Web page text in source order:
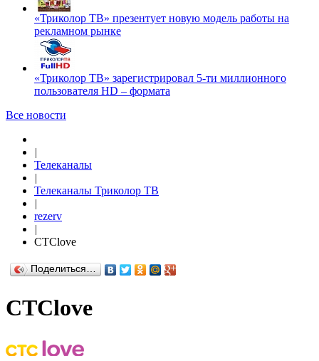
«Триколор ТВ» презентует новую модель работы на
рекламном рынке
«Триколор ТВ» зарегистрировал 5-ти миллионного
пользователя HD – формата
Все новости
|
Телеканалы
|
Телеканалы Триколор ТВ
|
rezerv
|
СТСlove
Поделиться…
СТСlove